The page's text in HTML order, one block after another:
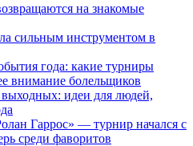
на знакомые
сильным инструментом в
года: какие турниры
внимание болельщиков
идеи для людей,
Гаррос» — турнир начался с
среди фаворитов